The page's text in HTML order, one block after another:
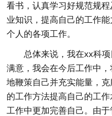
看书，认真学习好规范规
业知识，提高自己的工作
个人的各项工作。
总体来说，我在xx科
满意，我会在今后工作中
地鞭策自己并充实能量，
的工作方法提高自己的工
工作中更加完善自己。由